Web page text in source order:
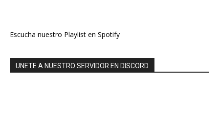
Escucha nuestro Playlist en Spotify
UNETE A NUESTRO SERVIDOR EN DISCORD